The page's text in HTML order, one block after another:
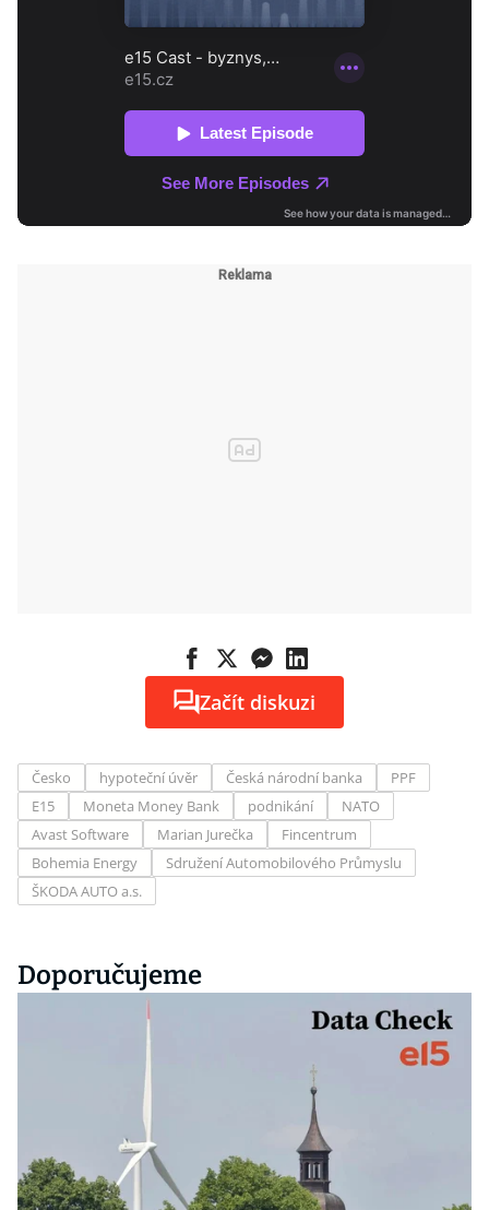
Začít diskuzi
Česko hypoteční úvěr Česká národní banka
PPF
E15
Moneta Money Bank podnikání
NATO
Avast Software
Marian Jurečka
Fincentrum
Bohemia Energy
Sdružení Automobilového Průmyslu
ŠKODA AUTO a.s.
Doporučujeme